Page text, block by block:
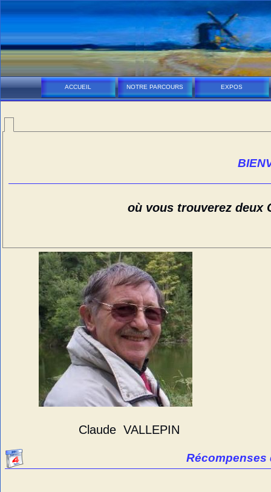
ACCUEIL NOTRE PARCOURS EXPOS
où vous trouverez deux
Claude VALLEPIN
Récompenses de l'ASL